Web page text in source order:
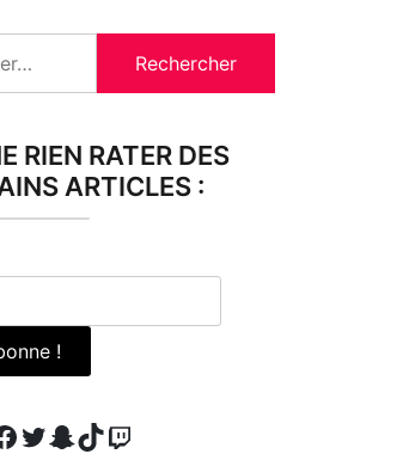
RIEN RATER DES
ARTICLES :
Twitter
Snapchat
TikTok
Twitch